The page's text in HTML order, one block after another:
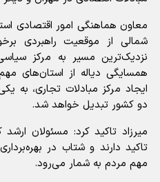
معاون هماهنگی امور اقتصادی
شمالی از موقعیت راهبردی
نزدیک‌ترین مسیر به مرکز
همسایگی دیاله از استان‌های
ایجاد مرکز مبادلات تجاری، به
دو کشور تبدیل خواهد شد.
میرزاد تاکید کرد: مسئولان
تاکید دارند و شتاب در
مهم مردم به شمار می‌رود.